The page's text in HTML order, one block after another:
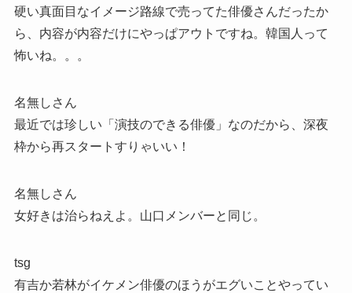
硬い真面目なイメージ路線で売ってた俳優さんだったか
ら、内容が内容だけにやっぱアウトですね。韓国人って
怖いね。。。
名無しさん
最近では珍しい「演技のできる俳優」なのだから、深夜
枠から再スタートすりゃいい！
名無しさん
女好きは治らねえよ。山口メンバーと同じ。
tsg
有吉か若林がイケメン俳優のほうがエグいことやってい